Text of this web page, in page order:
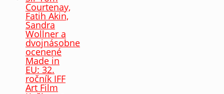
Courtenay,
Fatih Akin,
Sandra
Wollner a
dvojnásobne
ocenené
Made in
EU: 32.
ročník IFF
Art Film